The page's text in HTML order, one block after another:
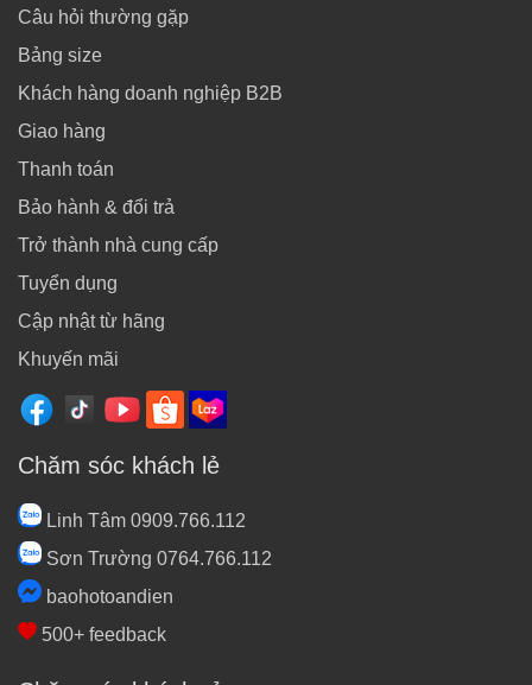
Câu hỏi thường gặp
Bảng size
Khách hàng doanh nghiệp B2B
Giao hàng
Thanh toán
Bảo hành & đổi trả
Trở thành nhà cung cấp
Tuyển dụng
Cập nhật từ hãng
Khuyến mãi
Chăm sóc khách lẻ
Linh Tâm 0909.766.112
Sơn Trường 0764.766.112
baohotoandien
500+ feedback